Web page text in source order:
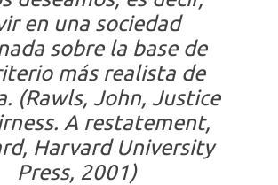
en una sociedad
sobre la base de
más realista de
(Rawls, John, Justice
A restatement,
Harvard University
Press, 2001)